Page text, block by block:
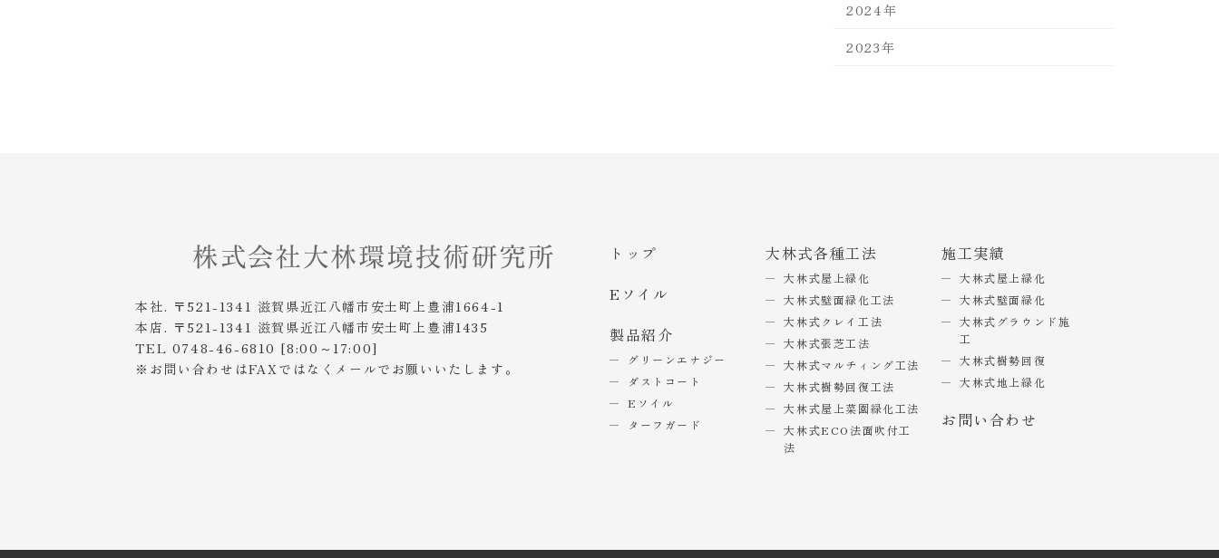
2024年
2023年
本社. 〒521-1341 滋賀県近江八幡市安土町上豊浦1664-1
本店. 〒521-1341 滋賀県近江八幡市安土町上豊浦1435
TEL 0748-46-6810 [8:00～17:00]
※お問い合わせはFAXではなくメールでお願いいたします。
トップ
Eソイル
製品紹介
グリーンエナジー
ダストコート
Eソイル
ターフガード
大林式各種工法
大林式屋上緑化
大林式壁面緑化工法
大林式クレイ工法
大林式張芝工法
大林式マルチィング工法
大林式樹勢回復工法
大林式屋上菜園緑化工法
大林式ECO法面吹付工
法
施工実績
大林式屋上緑化
大林式壁面緑化
大林式グラウンド施
工
大林式樹勢回復
大林式地上緑化
お問い合わせ